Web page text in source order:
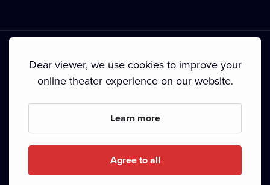
•Broadcasting
Dear viewer, we use cookies to improve your
online theater experience on our website.
Learn more
Agree to all